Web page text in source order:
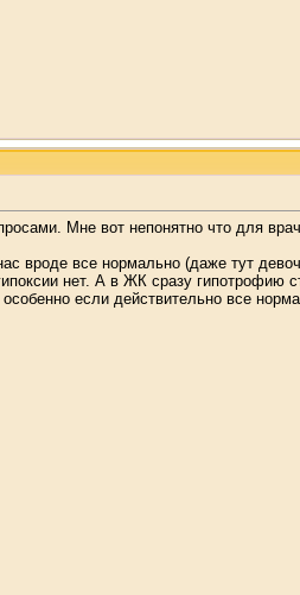
Мне вот непонятно что для
вроде все нормально (даже тут
нет. А в ЖК сразу гипотрофию
если действительно все